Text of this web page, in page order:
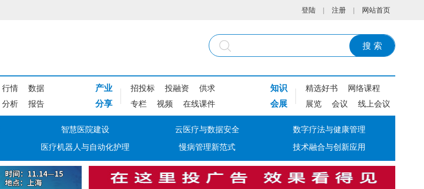
登陆 | 注册 | 网站首页
搜 索
行情 数据
分析 报告
产业 招投标 投融资 供求
分享 专栏 视频 在线课件
知识 精选好书 网络课程
会展 展览 会议 线上会议
智慧医院建设 云医疗与数据安全 数字疗法与健康管理
医疗机器人与自动化护理 慢病管理新范式 技术融合与创新应用